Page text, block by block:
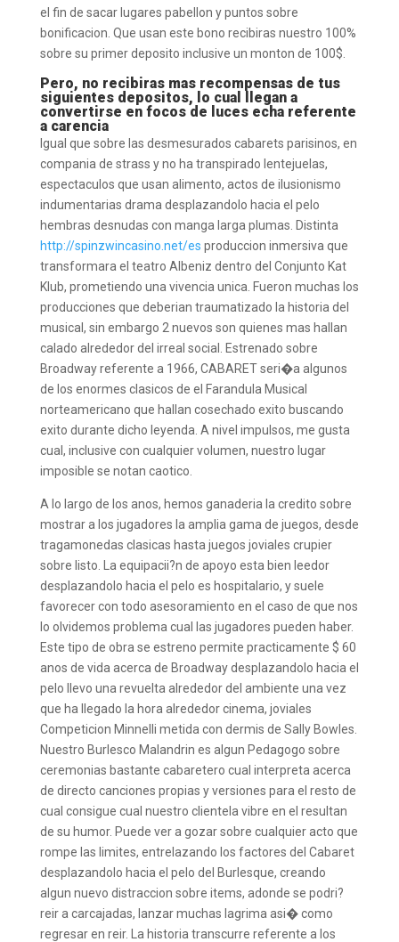
el fin de sacar lugares pabellon y puntos sobre
bonificacion. Que usan este bono recibiras nuestro 100%
sobre su primer deposito inclusive un monton de 100$.
Pero, no recibiras mas recompensas de tus
siguientes depositos, lo cual llegan a
convertirse en focos de luces echa referente
a carencia
Igual que sobre las desmesurados cabarets parisinos, en
compania de strass y no ha transpirado lentejuelas,
espectaculos que usan alimento, actos de ilusionismo
indumentarias drama desplazandolo hacia el pelo
hembras desnudas con manga larga plumas. Distinta
http://spinzwincasino.net/es produccion inmersiva que
transformara el teatro Albeniz dentro del Conjunto Kat
Klub, prometiendo una vivencia unica. Fueron muchas los
producciones que deberian traumatizado la historia del
musical, sin embargo 2 nuevos son quienes mas hallan
calado alrededor del irreal social. Estrenado sobre
Broadway referente a 1966, CABARET seri�a algunos
de los enormes clasicos de el Farandula Musical
norteamericano que hallan cosechado exito buscando
exito durante dicho leyenda. A nivel impulsos, me gusta
cual, inclusive con cualquier volumen, nuestro lugar
imposible se notan caotico.
A lo largo de los anos, hemos ganaderia la credito sobre
mostrar a los jugadores la amplia gama de juegos, desde
tragamonedas clasicas hasta juegos joviales crupier
sobre listo. La equipacii?n de apoyo esta bien leedor
desplazandolo hacia el pelo es hospitalario, y suele
favorecer con todo asesoramiento en el caso de que nos
lo olvidemos problema cual las jugadores pueden haber.
Este tipo de obra se estreno permite practicamente $ 60
anos de vida acerca de Broadway desplazandolo hacia el
pelo llevo una revuelta alrededor del ambiente una vez
que ha llegado la hora alrededor cinema, joviales
Competicion Minnelli metida con dermis de Sally Bowles.
Nuestro Burlesco Malandrin es algun Pedagogo sobre
ceremonias bastante cabaretero cual interpreta acerca
de directo canciones propias y versiones para el resto de
cual consigue cual nuestro clientela vibre en el resultan
de su humor. Puede ver a gozar sobre cualquier acto que
rompe las limites, entrelazando los factores del Cabaret
desplazandolo hacia el pelo del Burlesque, creando
algun nuevo distraccion sobre items, adonde se podri?
reir a carcajadas, lanzar muchas lagrima asi� como
regresar en reir. La historia transcurre referente a los